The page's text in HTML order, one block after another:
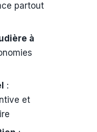
partout
à
:
et